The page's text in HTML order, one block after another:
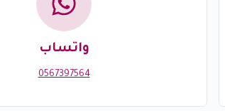
واتساب
0567397564